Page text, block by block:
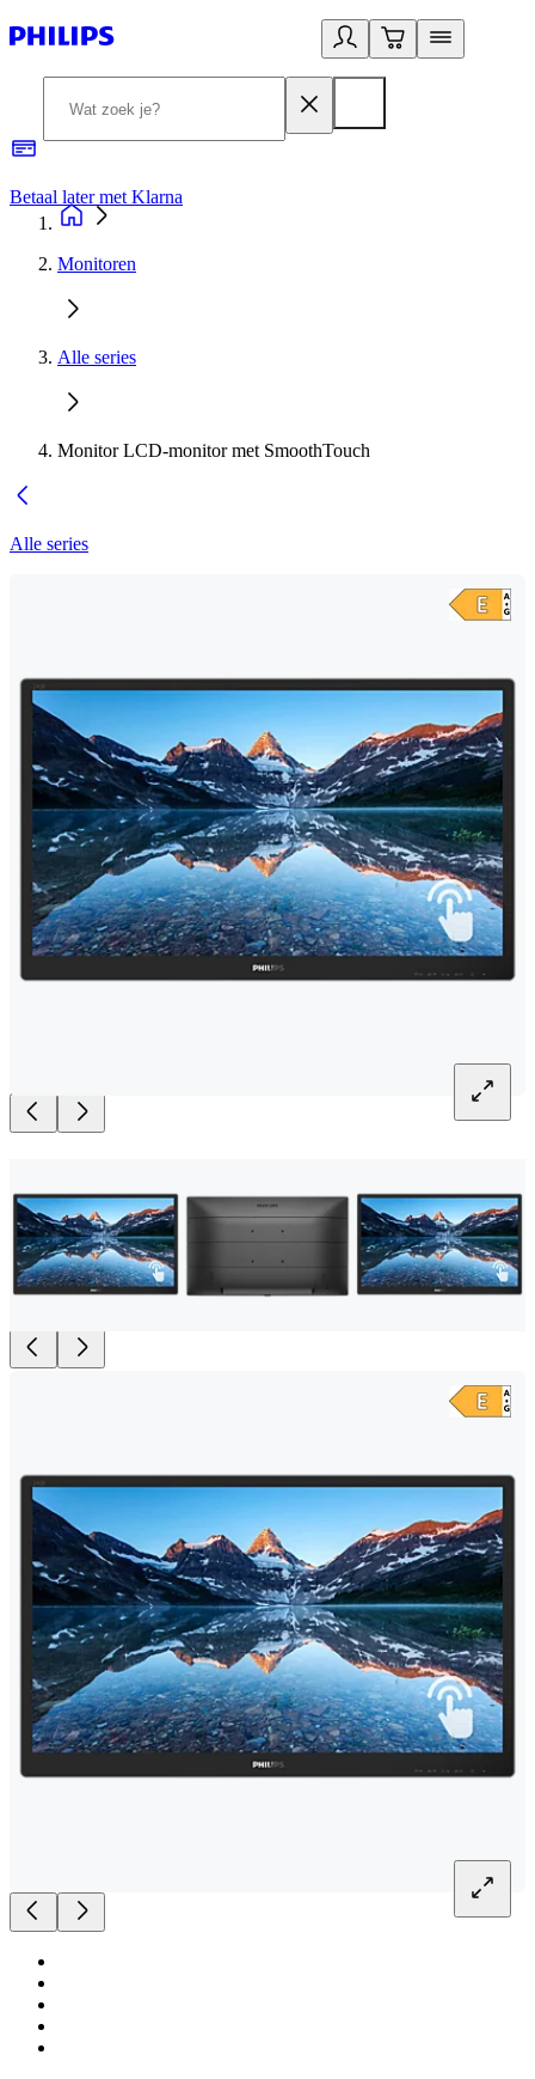
Betaal later met Klarna
Monitoren
Alle series
Monitor LCD-monitor met SmoothTouch
Alle series